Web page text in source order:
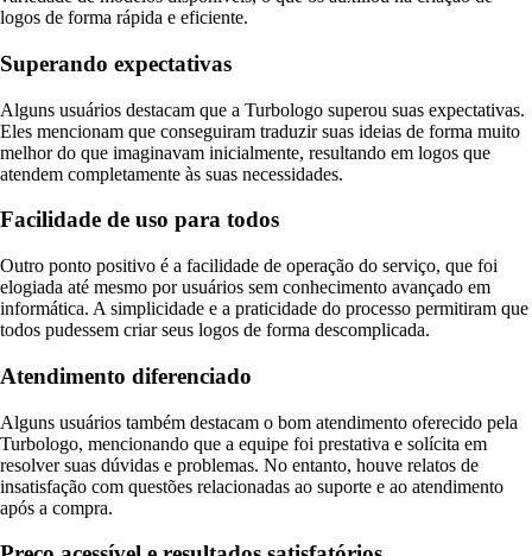
logos de forma rápida e eficiente.
Superando expectativas
Alguns usuários destacam que a Turbologo superou suas expectativas.
Eles mencionam que conseguiram traduzir suas ideias de forma muito
melhor do que imaginavam inicialmente, resultando em logos que
atendem completamente às suas necessidades.
Facilidade de uso para todos
Outro ponto positivo é a facilidade de operação do serviço, que foi
elogiada até mesmo por usuários sem conhecimento avançado em
informática. A simplicidade e a praticidade do processo permitiram que
todos pudessem criar seus logos de forma descomplicada.
Atendimento diferenciado
Alguns usuários também destacam o bom atendimento oferecido pela
Turbologo, mencionando que a equipe foi prestativa e solícita em
resolver suas dúvidas e problemas. No entanto, houve relatos de
insatisfação com questões relacionadas ao suporte e ao atendimento
após a compra.